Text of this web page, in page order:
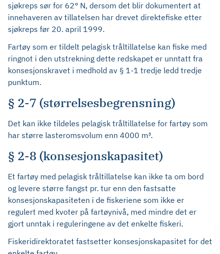
sjøkreps sør for 62° N, dersom det blir dokumentert at
innehaveren av tillatelsen har drevet direktefiske etter
sjøkreps før 20. april 1999.
Fartøy som er tildelt pelagisk tråltillatelse kan fiske med
ringnot i den utstrekning dette redskapet er unntatt fra
konsesjonskravet i medhold av § 1-1 tredje ledd tredje
punktum.
§ 2-7 (størrelsesbegrensning)
Det kan ikke tildeles pelagisk tråltillatelse for fartøy som
har større lasteromsvolum enn 4000 m³.
§ 2-8 (konsesjonskapasitet)
Et fartøy med pelagisk tråltillatelse kan ikke ta om bord
og levere større fangst pr. tur enn den fastsatte
konsesjonskapasiteten i de fiskeriene som ikke er
regulert med kvoter på fartøynivå, med mindre det er
gjort unntak i reguleringene av det enkelte fiskeri.
Fiskeridirektoratet fastsetter konsesjonskapasitet for det